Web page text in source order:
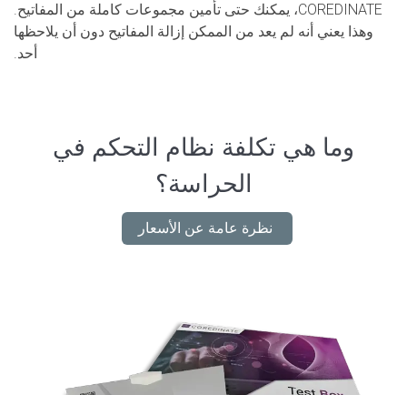
COREDINATE، يمكنك حتى تأمين مجموعات كاملة من المفاتيح.
وهذا يعني أنه لم يعد من الممكن إزالة المفاتيح دون أن يلاحظها
أحد.
وما هي تكلفة نظام التحكم في
الحراسة؟
نظرة عامة عن الأسعار